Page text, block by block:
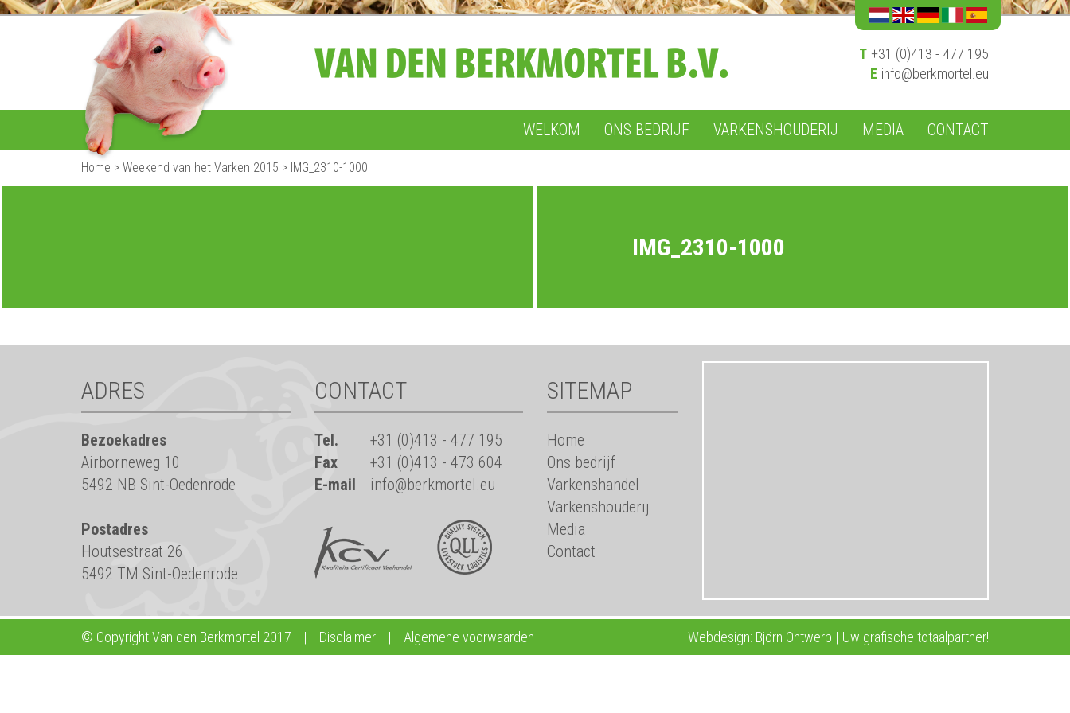
T +31 (0)413 - 477 195
E info@berkmortel.eu
WELKOM ONS BEDRIJF VARKENSHOUDERIJ MEDIA CONTACT
Home > Weekend van het Varken 2015 > IMG_2310-1000
IMG_2310-1000
ADRES
Bezoekadres
Airborneweg 10
5492 NB Sint-Oedenrode
Postadres
Houtsestraat 26
5492 TM Sint-Oedenrode
CONTACT
Tel.
+31 (0)413 - 477 195
Fax
+31 (0)413 - 473 604
E-mail
info@berkmortel.eu
SITEMAP
Home
Ons bedrijf
Varkenshandel
Varkenshouderij
Media
Contact
© Copyright Van den Berkmortel 2017 | Disclaimer | Algemene voorwaarden Webdesign: Björn Ontwerp | Uw grafische totaalpartner!